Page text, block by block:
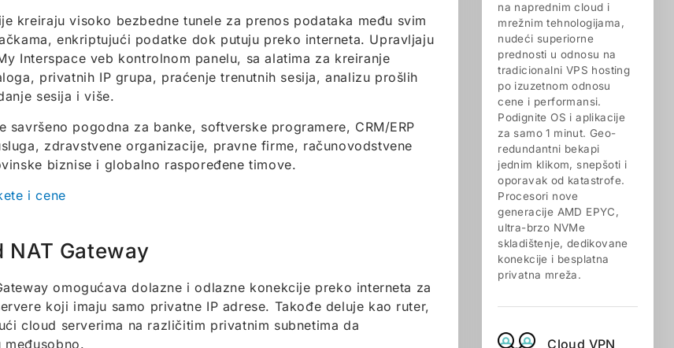
kreiraju visoko bezbedne tunele za prenos podataka među svim
enkriptujući podatke dok putuju preko interneta. Upravljaju
Interspace veb kontrolnom panelu, sa alatima za kreiranje
privatnih IP grupa, praćenje trenutnih sesija, analizu prošlih
sesija i više.
savršeno pogodna za banke, softverske programere, CRM/ERP
zdravstvene organizacije, pravne firme, računovodstvene
biznise i globalno raspoređene timove.
i cene
NAT Gateway
omogućava dolazne i odlazne konekcije preko interneta za
koji imaju samo privatne IP adrese. Takođe deluje kao ruter,
cloud serverima na različitim privatnim subnetima da
međusobno.
na naprednim cloud i
mrežnim tehnologijama,
nudeći superiorne
prednosti u odnosu na
tradicionalni VPS hosting
po izuzetnom odnosu
cene i performansi.
Podignite OS i aplikacije
za samo 1 minut. Geo-
redundantni bekapi
jednim klikom, snepšoti i
oporavak od katastrofe.
Procesori nove
generacije AMD EPYC,
ultra-brzo NVMe
skladištenje, dedikovane
konekcije i besplatna
privatna mreža.
Cloud VPN